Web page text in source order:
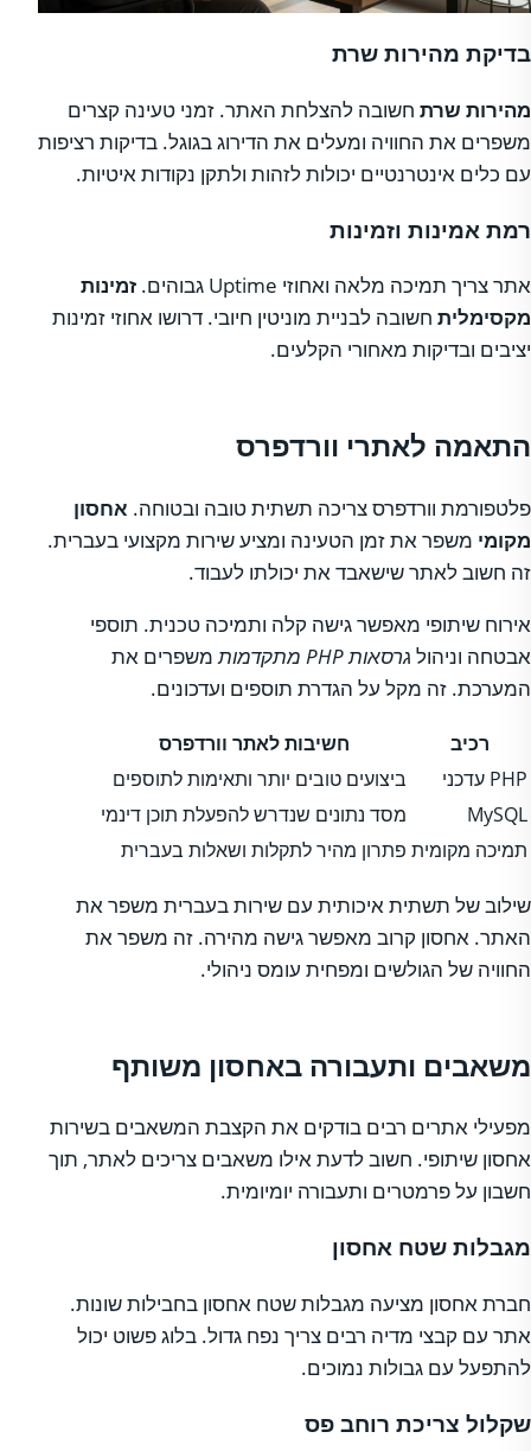
בדיקת מהירות שרת
מהירות שרת חשובה להצלחת האתר. זמני טעינה קצרים
משפרים את החוויה ומעלים את הדירוג בגוגל. בדיקות רציפות
עם כלים אינטרנטיים יכולות לזהות ולתקן נקודות איטיות.
רמת אמינות וזמינות
אתר צריך תמיכה מלאה ואחוזי Uptime גבוהים.
זמינות
מקסימלית חשובה לבניית מוניטין חיובי. דרושו אחוזי זמינות
יציבים ובדיקות מאחורי הקלעים.
התאמה לאתרי וורדפרס
פלטפורמת וורדפרס צריכה תשתית טובה ובטוחה. אחסון
מקומי משפר את זמן הטעינה ומציע שירות מקצועי בעברית.
זה חשוב לאתר שישאבד את יכולתו לעבוד.
אירוח שיתופי מאפשר גישה קלה ותמיכה טכנית. תוספי
אבטחה וניהול גרסאות PHP מתקדמות
משפרים את
המערכת. זה מקל על הגדרת תוספים ועדכונים.
רכיב
חשיבות לאתר וורדפרס
PHP עדכני
ביצועים טובים יותר ותאימות לתוספים
MySQL
מסד נתונים שנדרש להפעלת תוכן דינמי
תמיכה מקומית פתרון מהיר לתקלות ושאלות בעברית
שילוב של תשתית איכותית עם שירות בעברית משפר את
האתר. אחסון קרוב מאפשר גישה מהירה. זה משפר את
החוויה של הגולשים ומפחית עומס ניהולי.
משאבים ותעבורה באחסון משותף
מפעילי אתרים רבים בודקים את הקצבת המשאבים בשירות
אחסון שיתופי. חשוב לדעת אילו משאבים צריכים לאתר, תוך
חשבון על פרמטרים ותעבורה יומיומית.
מגבלות שטח אחסון
חברת אחסון מציעה מגבלות שטח אחסון בחבילות שונות.
אתר עם קבצי מדיה רבים צריך נפח גדול. בלוג פשוט יכול
להתפעל עם גבולות נמוכים.
שקלול צריכת רוחב פס